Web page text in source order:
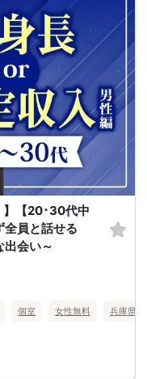
】【20･30代中
員と話せる
会い～
個室 女性無料 兵庫県